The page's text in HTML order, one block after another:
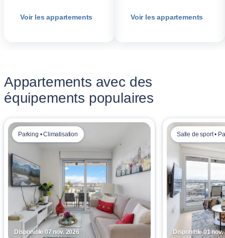
Voir les appartements Voir les appartements
Appartements avec des
équipements populaires
Disponible 07 nov. 2026
Parking • Climatisation
Disponible 01 nov.
Salle de sport •